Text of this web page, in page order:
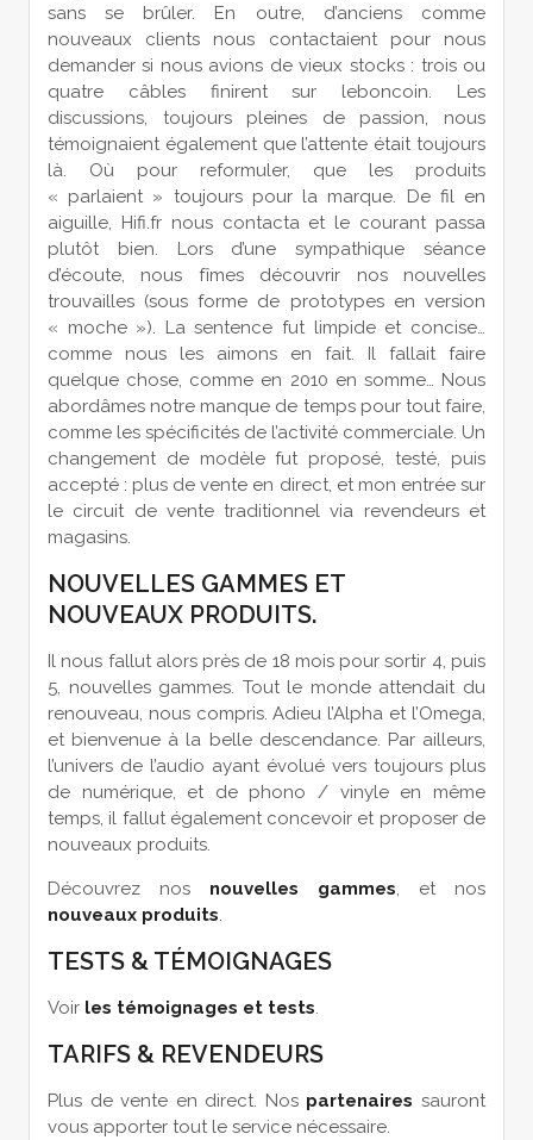
sans se brûler. En outre, d’anciens comme
nouveaux clients nous contactaient pour nous
demander si nous avions de vieux stocks : trois ou
quatre câbles finirent sur leboncoin. Les
discussions, toujours pleines de passion, nous
témoignaient également que l’attente était toujours
là. Où pour reformuler, que les produits
« parlaient » toujours pour la marque. De fil en
aiguille, Hifi.fr nous contacta et le courant passa
plutôt bien. Lors d’une sympathique séance
d’écoute, nous fîmes découvrir nos nouvelles
trouvailles (sous forme de prototypes en version
« moche »). La sentence fut limpide et concise…
comme nous les aimons en fait. Il fallait faire
quelque chose, comme en 2010 en somme… Nous
abordâmes notre manque de temps pour tout faire,
comme les spécificités de l’activité commerciale. Un
changement de modèle fut proposé, testé, puis
accepté : plus de vente en direct, et mon entrée sur
le circuit de vente traditionnel via revendeurs et
magasins.
NOUVELLES GAMMES ET
NOUVEAUX PRODUITS.
Il nous fallut alors près de 18 mois pour sortir 4, puis
5, nouvelles gammes. Tout le monde attendait du
renouveau, nous compris. Adieu l’Alpha et l’Omega,
et bienvenue à la belle descendance. Par ailleurs,
l’univers de l’audio ayant évolué vers toujours plus
de numérique, et de phono / vinyle en même
temps, il fallut également concevoir et proposer de
nouveaux produits.
Découvrez nos nouvelles gammes, et nos
nouveaux produits.
TESTS & TÉMOIGNAGES
Voir les témoignages et tests.
TARIFS & REVENDEURS
Plus de vente en direct. Nos partenairessauront
vous apporter tout le service nécessaire.